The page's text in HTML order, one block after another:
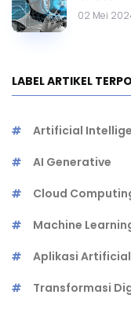
02 Mei
LABEL ARTIKEL
Artificial
AI Generative
Cloud
Machine
Aplikasi
Transformasi